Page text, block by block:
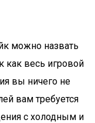
можно назвать
как весь игровой
вы ничего не
вам требуется
с холодным и